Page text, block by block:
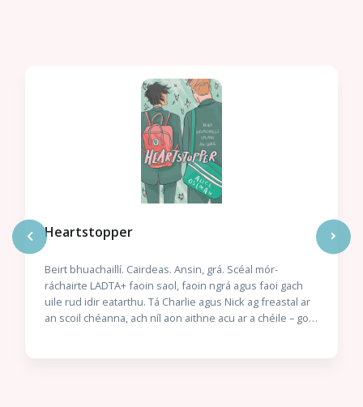
Heartstopper
Beirt bhuachaillí. Cairdeas. Ansin, grá. Scéal mór-
ráchairte LADTA+ faoin saol, faoin ngrá agus faoi gach
uile rud idir eatarthu. Tá Charlie agus Nick ag freastal ar
an scoil chéanna, ach níl aon aithne acu ar a chéile – go